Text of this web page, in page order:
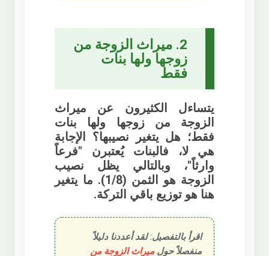
2. ميراث الزوجة من
زوجها ولها بنات
فقط
يتساءل الكثيرون عنميراث
الزوجة من زوجها ولها بنات
فقط؛ هل يتغير نصيبها؟ الإجابة
هي لا، فالبنات يُعتبرن "فرعاً
وارثاً"، وبالتالي يظل نصيب
الزوجة هو الثمن (1/8). ما يتغير
هنا هو توزيع باقي التركة.
اقرأ بالتفصيل:لقد أعددنا دليلاً
منفصلاً حولميراث الزوجة من